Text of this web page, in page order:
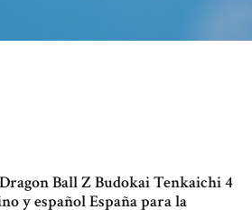
Ball Z Budokai Tenkaichi 4
y español España para la